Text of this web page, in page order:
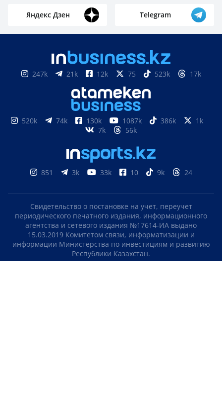
Яндекс Дзен Telegram
247k 21k 12k 75 523k 17k
520k 74k 130k 1087k 386k
1k
7k
56k
851 3k 33k 10 9k 24
Свидетельство о постановке на учет, переучет
периодического печатного издания, информационного
агентства и сетевого издания №17614-ИА выдано
15.03.2019 Комитетом связи, информатизации и
информации Министерства по инвестициям и развитию
Республики Казахстан.